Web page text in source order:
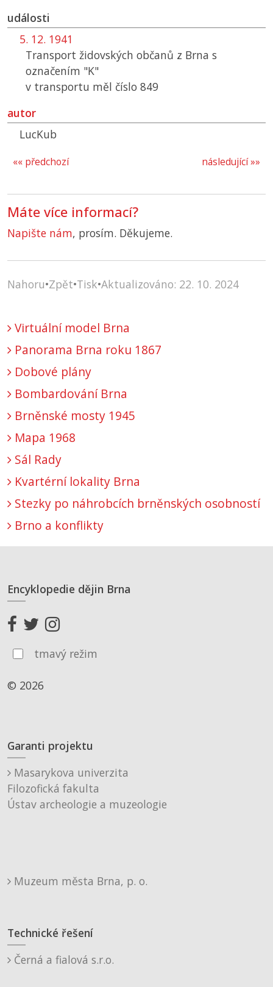
události
5. 12. 1941
Transport židovských občanů z Brna s
označením "K"
v transportu měl číslo 849
autor
LucKub
následující »»
«« předchozí
Máte více informací?
Napište nám, prosím. Děkujeme.
Nahoru•Zpět•Tisk•Aktualizováno: 22. 10. 2024
Virtuální model Brna
Panorama Brna roku 1867
Dobové plány
Bombardování Brna
Brněnské mosty 1945
Mapa 1968
Sál Rady
Kvartérní lokality Brna
Stezky po náhrobcích brněnských osobností
Brno a konflikty
Encyklopedie dějin Brna
tmavý režim
© 2026
Garanti projektu
Masarykova univerzita
Filozofická fakulta
Ústav archeologie a muzeologie
Muzeum města Brna, p. o.
Technické řešení
Černá a fialová s.r.o.